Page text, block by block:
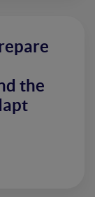
the